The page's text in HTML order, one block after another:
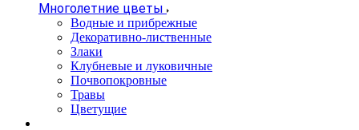
Многолетние цветы
Водные и прибрежные
Декоративно-лиственные
Злаки
Клубневые и луковичные
Почвопокровные
Травы
Цветущие